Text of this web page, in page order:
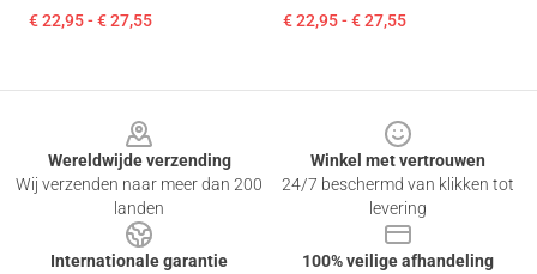
€ 22,95 - € 27,55 € 22,95 - € 27,55
Wereldwijde verzending
Wij verzenden naar meer dan 200
landen
Winkel met vertrouwen
24/7 beschermd van klikken tot
levering
Internationale garantie
100% veilige afhandeling